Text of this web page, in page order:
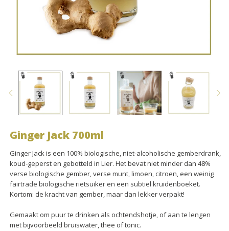
Ginger Jack 700ml
Ginger Jack is een 100% biologische, niet-alcoholische gemberdrank,
koud-geperst en gebotteld in Lier. Het bevat niet minder dan 48%
verse biologische gember, verse munt, limoen, citroen, een weinig
fairtrade biologische rietsuiker en een subtiel kruidenboeket.
Kortom: de kracht van gember, maar dan lekker verpakt!
Gemaakt om puur te drinken als ochtendshotje, of aan te lengen
met bijvoorbeeld bruiswater, thee of tonic.